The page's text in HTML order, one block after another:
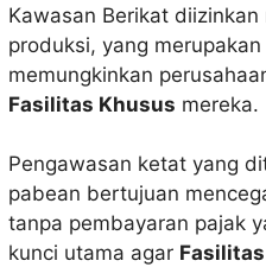
Kawasan Berikat
produksi, yang merupakan
memungkinkan
Fasilitas Khusus mereka.
Pengawasan ketat yang
pabean bertujuan
tanpa pembayaran pajak
kunci utama agar